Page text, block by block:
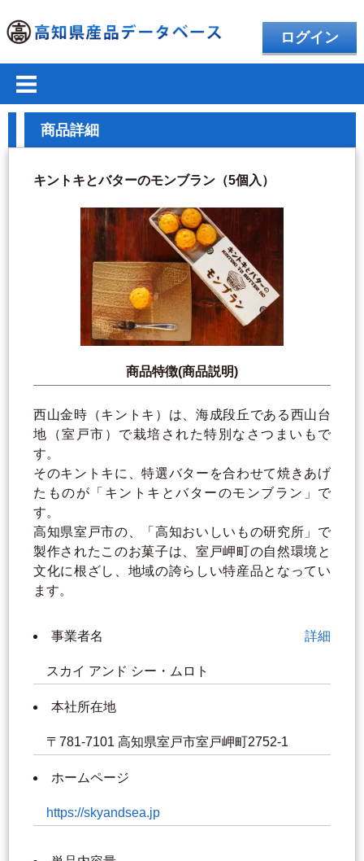
ログイン
商品詳細
キントキとバターのモンブラン（5個入）
商品特徴(商品説明)
西山金時（キントキ）は、海成段丘である西山台
地（室戸市）で栽培された特別なさつまいもで
す。
そのキントキに、特選バターを合わせて焼きあげ
たものが「キントキとバターのモンブラン」で
す。
高知県室戸市の、「高知おいしいもの研究所」で
製作されたこのお菓子は、室戸岬町の自然環境と
文化に根ざし、地域の誇らしい特産品となってい
ます。
事業者名 詳細
スカイ アンド シー・ムロト
本社所在地
〒781-7101 高知県室戸市室戸岬町2752-1
ホームページ
https://skyandsea.jp